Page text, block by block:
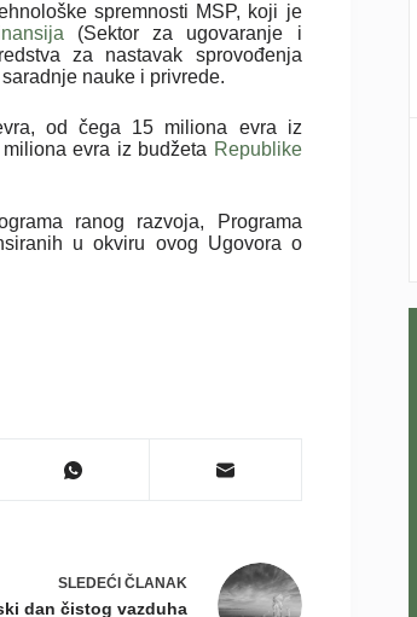
spremnosti MSP, koji je
(Sektor za ugovaranje i
za nastavak sprovođenja
nauke i privrede.
od čega 15 miliona evra iz
evra iz budžeta Republike
ranog razvoja, Programa
u okviru ovog Ugovora o
SLEDEĆI ČLANAK
dan čistog vazduha